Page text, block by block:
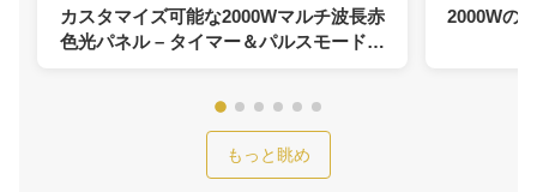
カスタマイズ可能な2000Wマルチ波長赤
色光パネル – タイマー＆パルスモード付
2000Wの
もっと眺め